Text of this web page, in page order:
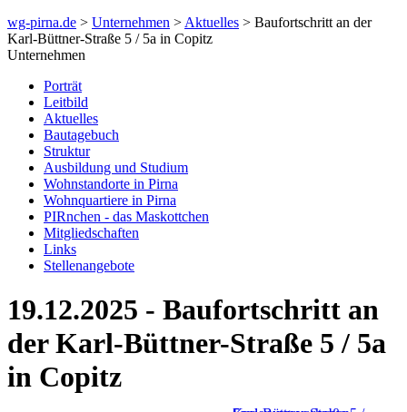
wg-pirna.de > Unternehmen > Aktuelles > Baufortschritt an der
Karl-Büttner-Straße 5 / 5a in Copitz
Unternehmen
Porträt
Leitbild
Aktuelles
Bautagebuch
Struktur
Ausbildung und Studium
Wohnstandorte in Pirna
Wohnquartiere in Pirna
PIRnchen - das Maskottchen
Mitgliedschaften
Links
Stellenangebote
19.12.2025 - Baufortschritt an
der Karl-Büttner-Straße 5 / 5a
in Copitz